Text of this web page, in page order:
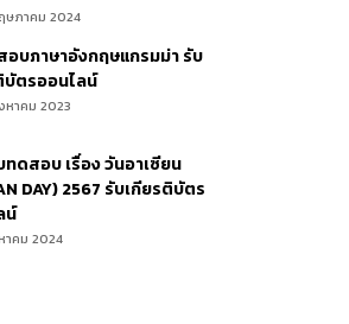
ษภาคม 2024
อบภาษาอังกฤษแกรมม่า รับ
บัตรออนไลน์
หาคม 2023
ทดสอบ เรื่อง วันอาเซียน
DAY) 2567 รับเกียรติบัตร
น์
าคม 2024